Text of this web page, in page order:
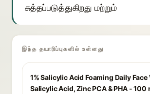
சுத்தப்படுத்துகிறது மற்றும்
இந்த தயாரிப்புகளில் உள்ளது
1% Salicylic Acid Foaming Daily
Salicylic Acid, Zinc PCA & PHA - 100